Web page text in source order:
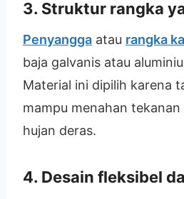
3. Struktur rangka
Penyangga atau rangka
baja galvanis atau
Material ini dipilih karena
mampu menahan
hujan deras.
4. Desain fleksibel